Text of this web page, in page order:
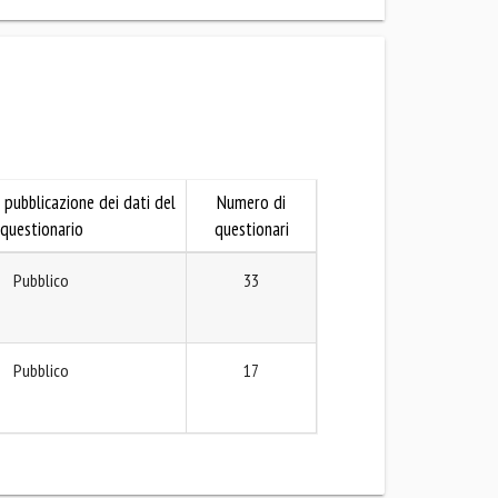
dei dati del
questionario
Numero di
questionari
Pubblico 33
Pubblico 17